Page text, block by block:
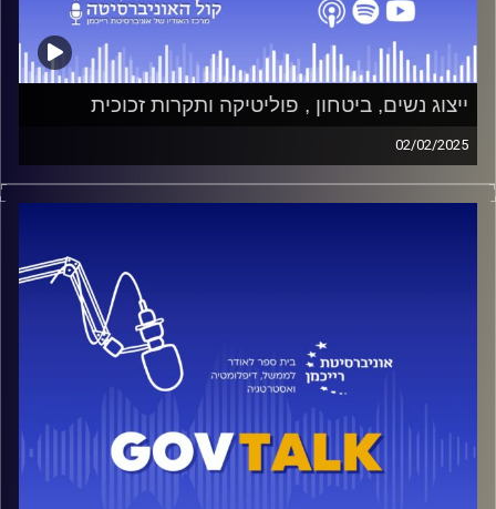
ייצוג נשים, ביטחון , פוליטיקה ותקרות זכוכית
02/02/2025
בפרק זה אנו צוללים אל הממשק שבין צבא לפוליטיקה עם
ח"כ שרון ניר, אישה פורצת דרך בזירה הביטחונית-פוליטית.
נדון במעבר מהצבא לפוליטיקה – מהן האתגרים שמלווים
קצינה בכירה לשעבר כשהיא נכנסת לעולם הפוליטי הכאוטי?
כיצד ייצוג נשים בהחלטות ביטחוניות משפיע על קבלת
ההחלטות, ומה מקומן של נשים בצמרת מערכת הביטחון?
נעסוק גם בפורום "דבורה", שמטרתו לקדם נשים בעמדות
מפתח בתחומי הביטחון והמדיניות, ובשאלת שילוב חרדים
בצה"ל – האם המדינה עושה מספיק, ומה ניתן לשפר?